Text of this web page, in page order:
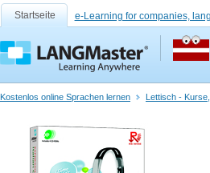
Startseite e-Learning for companies,
Kostenlos online Sprachen lernen Lettisch -